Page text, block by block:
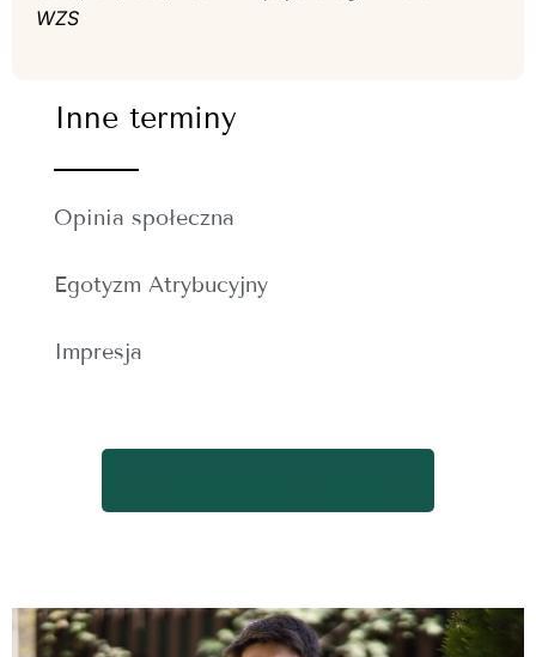
WZS
Inne terminy
Opinia społeczna
Egotyzm Atrybucyjny
Impresja